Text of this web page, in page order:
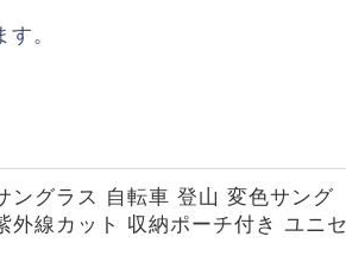
。
ングラス 自転車 登山 変色サング
外線カット 収納ポーチ付き ユニセ